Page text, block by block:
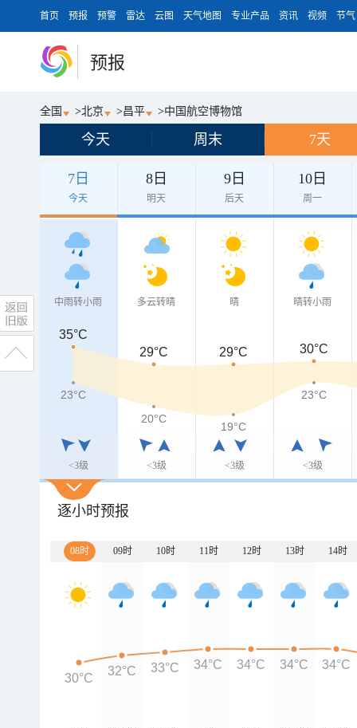
首页 预报 预警 雷达 云图 天气地图 专业产品 资讯 视频 节气
预报
全国 >北京 >昌平 >中国航空博物馆
今天 周末 7天
7日
今天
8日
明天
9日
后天
10日
周一
中雨转小雨
<3级
多云转晴
<3级
晴
<3级
晴转小雨
<3级
35°C
29°C
29°C 30°C
23°C
20°C
19°C
23°C
逐小时预报
08时 09时 10时 11时 12时 13时 14时
30°C
32°C 33°C 34°C 34°C 34°C 34°C